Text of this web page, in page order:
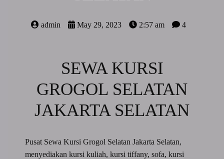
admin May 29, 2023 2:57 am 4
SEWA KURSI
GROGOL SELATAN
JAKARTA SELATAN
Pusat Sewa Kursi Grogol Selatan Jakarta Selatan,
menyediakan kursi kuliah, kursi tiffany, sofa, kursi